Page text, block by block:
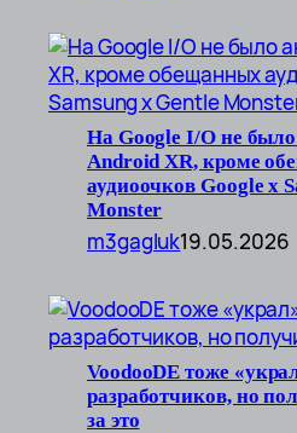
На Google I/O не
Android XR, кроме
аудиоочков Google x
Monster
m3gagluk19.05.2026
VoodooDE тоже
разработчиков, но
за это